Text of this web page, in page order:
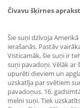
Čivavu šķirnes
Šie suņi dzīvoja
ierašanās. Pastāv
Visticamāk, šie suņi ir
suņi pavadoņi. Vēlāk ar
upurēti dieviem un
uzskatīja par svētiem
pavadoņus. 16.
melni suņi. Tiek